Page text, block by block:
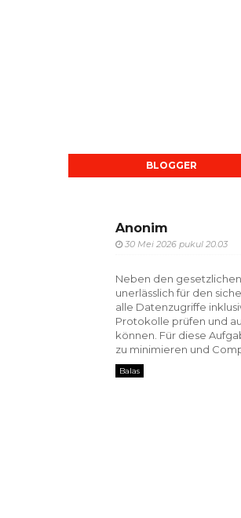
BLOGGER
Anonim
30 Mei 2026 pukul 20.03
Neben den
unerlässlich für den
alle Datenzugriffe
Protokolle prüfen und
können. Für diese
zu minimieren und
Balas